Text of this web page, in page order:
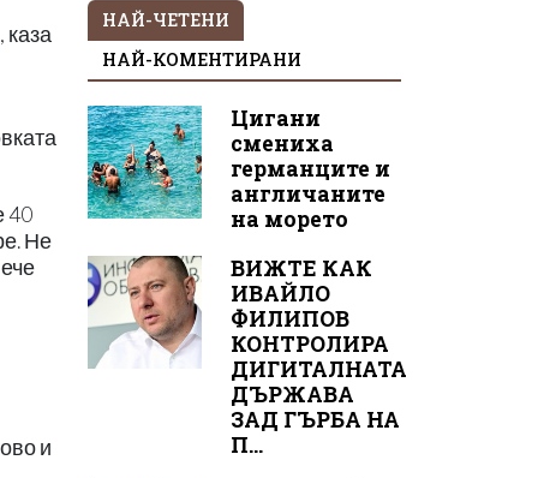
40
Не
и
НАЙ-ЧЕТЕНИ
НАЙ-КОМЕНТИРАНИ
Цигани
смениха
германците и
англичаните
на морето
ВИЖТЕ КАК
ИВАЙЛО
ФИЛИПОВ
КОНТРОЛИРА
ДИГИТАЛНАТА
ДЪРЖАВА
ЗАД ГЪРБА НА
П...